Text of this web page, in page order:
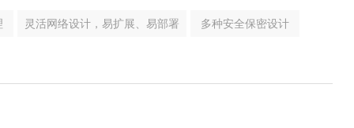
灵活网络设计，易扩展、易部署 多种安全保密设计